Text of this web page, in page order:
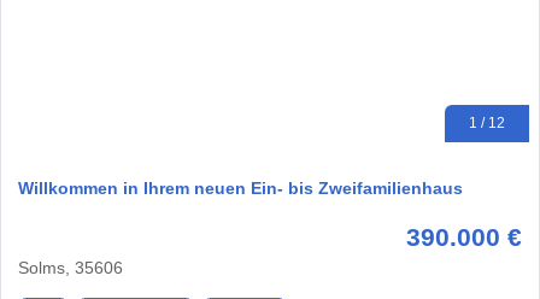
1 / 12
Willkommen in Ihrem neuen Ein- bis Zweifamilienhaus
390.000 €
Solms, 35606